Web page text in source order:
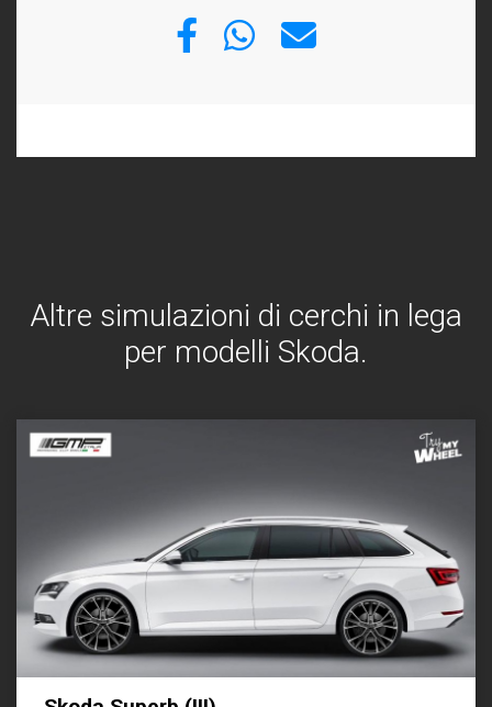
Altre simulazioni di cerchi in lega
per modelli Skoda.